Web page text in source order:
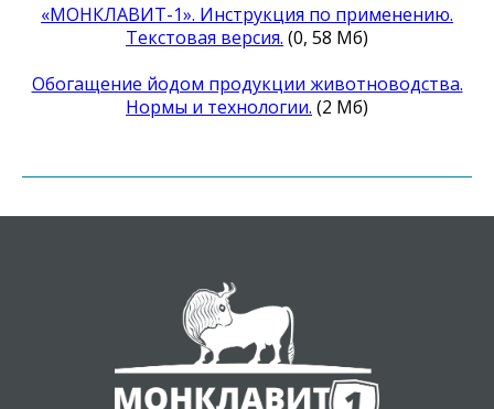
«МОНКЛАВИТ-1». Инструкция по применению.
Текстовая версия. (0, 58 Мб)
Обогащение йодом продукции животноводства.
Нормы и технологии. (2 Мб)